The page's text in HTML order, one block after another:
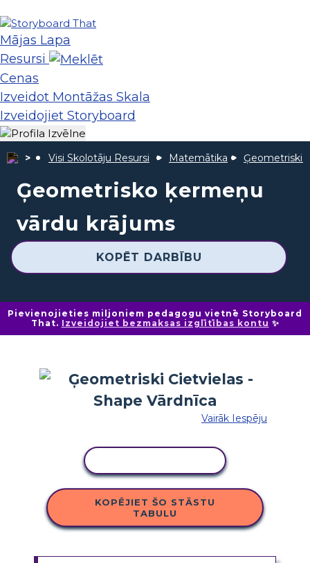
Mājas Lapa
Resursi
Cenas
Izveidot Montāžas Skala
Izveidojiet Storyboard
Visi Skolotāju Resursi Matemātika Ģeometriski
Ģeometrisko ķermeņu
vārdu krājums
KOPĒT DARBĪBU
Pievienojieties miljoniem pedagogu vietnē Storyboard
That. Izveidojiet bezmaksas izglītības kontu ✨
Vairāk Iespēju
KOPĒJIET ŠO STĀSTU
TABULU